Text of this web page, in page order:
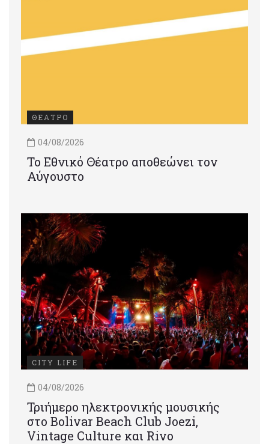
ΘΕΑΤΡΟ
04/08/2026
Το Εθνικό Θέατρο αποθεώνει τον
Αύγουστο
CITY LIFE
04/08/2026
Τριήμερο ηλεκτρονικής μουσικής
στο Bolivar Beach Club Joezi,
Vintage Culture και Rivo